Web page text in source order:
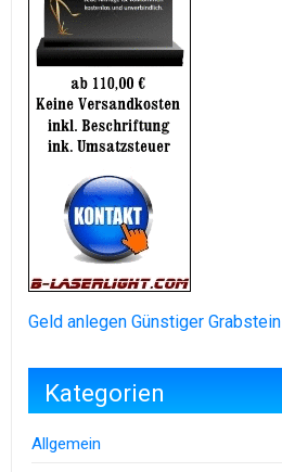
Geld anlegen Günstiger Grabstein
Kategorien
Allgemein